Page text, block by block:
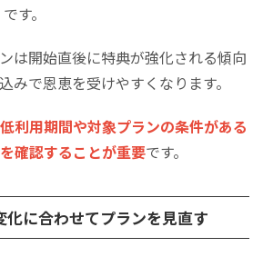
です。
は開始直後に特典が強化される傾向
みで恩恵を受けやすくなります。
利用期間や対象プランの条件がある
確認することが重要です。
化に合わせてプランを見直す